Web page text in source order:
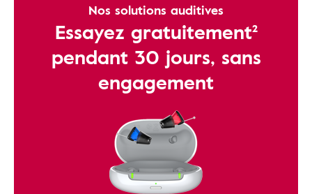
Nos solutions auditives
Essayez gratuitement²
pendant 30 jours, sans
engagement